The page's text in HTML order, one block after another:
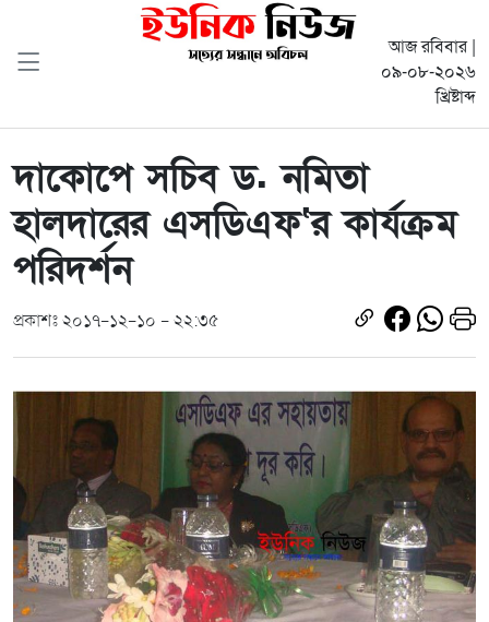
আজ রবিবার |
০৯-০৮-২০২৬
খ্রিষ্টাব্দ
দাকোপে সচিব ড. নমিতা
হালদারের এসডিএফ‘র কার্যক্রম
পরিদর্শন
প্রকাশঃ ২০১৭-১২-১০ - ২২:৩৫